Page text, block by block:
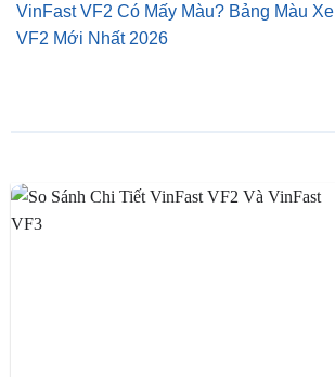
VinFast VF2 Có Mấy Màu? Bảng Màu Xe
VF2 Mới Nhất 2026